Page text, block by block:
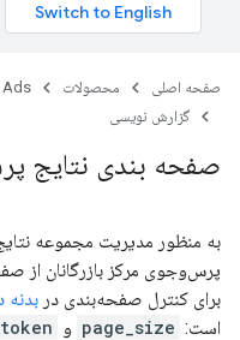
صفحه اصلی محصولات Ads
گزارش نویسی
صفحه بندی نتایج
به منظور مدیریت مجموعه
پرس‌وجوی مرکز بازرگانان از
برای کنترل صفحه‌بندی در
است: page_size و